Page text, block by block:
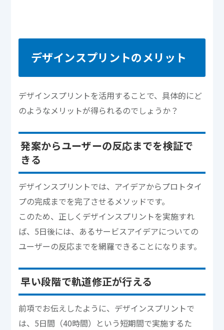
デザインスプリントのメリット
デザインスプリントを活用することで、具体的にど
のようなメリットが得られるのでしょうか？
発案からユーザーの反応までを検証で
きる
デザインスプリントでは、アイデアからプロトタイ
プの完成までを完了させるメソッドです。
このため、正しくデザインスプリントを実施すれ
ば、5日後には、あるサービスアイデアについての
ユーザーの反応までを網羅できることになります。
早い段階で軌道修正が行える
前項でお伝えしたように、デザインスプリントで
は、5日間（40時間）という短期間で実施するた